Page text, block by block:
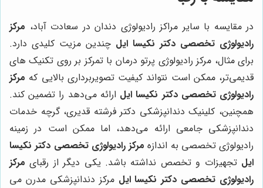
در مقایسه با سایر مراکز رادیولوژی دندان در سعادت آباد، مرکز
رادیولوژی تخصصی دکتر نکیسا ایل چندین مزیت کلیدی دارد.
برای مثال، مرکز رادیولوژی پرتو درمان با تمرکز بر روی تکنیک های
قدیمی‌تر، ممکن است نتواند کیفیت تصویربرداری بالایی که مرکز
رادیولوژی تخصصی دکتر نکیسا ایل ارائه می‌دهد را تضمین کند.
همچنین، کلینیک دندانپزشکی دکتر فرشته قدیری، گرچه خدمات
دندانپزشکی جامعی ارائه می‌دهد، اما ممکن است در زمینه
رادیولوژی تخصصی به اندازه مرکز رادیولوژی تخصصی دکتر نکیسا
ایل تجهیزات و تخصص نداشته باشد. یکی دیگر از رقبای مرکز
رادیولوژی تخصصی دکتر نکیسا ایل مرکز دندانپزشکی مدرن می